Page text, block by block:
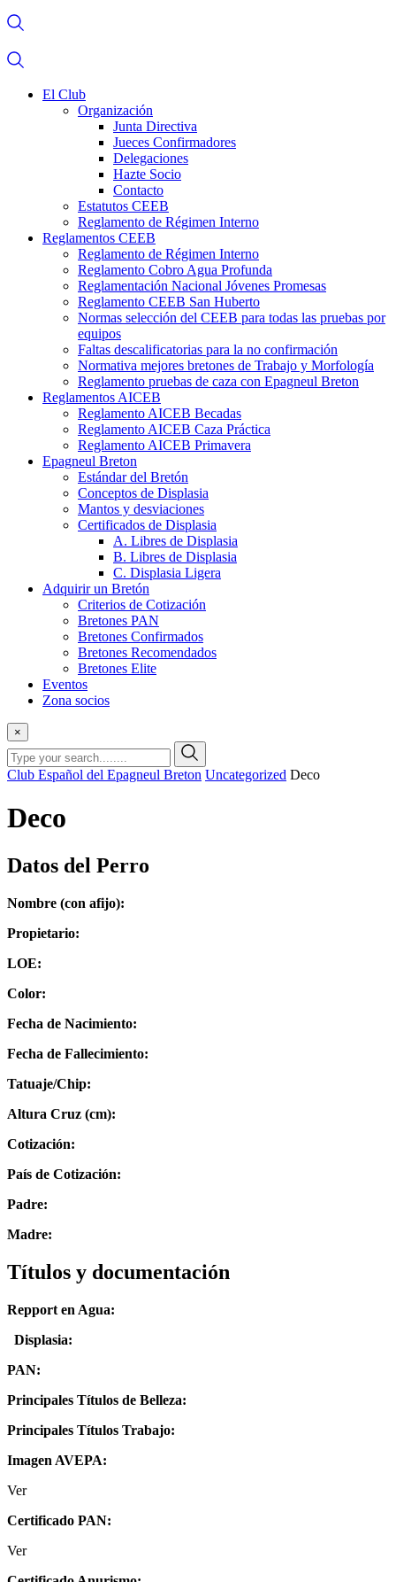
El Club
Organización
Junta Directiva
Jueces Confirmadores
Delegaciones
Hazte Socio
Contacto
Estatutos CEEB
Reglamento de Régimen Interno
Reglamentos CEEB
Reglamento de Régimen Interno
Reglamento Cobro Agua Profunda
Reglamentación Nacional Jóvenes Promesas
Reglamento CEEB San Huberto
Normas selección del CEEB para todas las pruebas por
equipos
Faltas descalificatorias para la no confirmación
Normativa mejores bretones de Trabajo y Morfología
Reglamento pruebas de caza con Epagneul Breton
Reglamentos AICEB
Reglamento AICEB Becadas
Reglamento AICEB Caza Práctica
Reglamento AICEB Primavera
Epagneul Breton
Estándar del Bretón
Conceptos de Displasia
Mantos y desviaciones
Certificados de Displasia
A. Libres de Displasia
B. Libres de Displasia
C. Displasia Ligera
Adquirir un Bretón
Criterios de Cotización
Bretones PAN
Bretones Confirmados
Bretones Recomendados
Bretones Elite
Eventos
Zona socios
×
Club Español del Epagneul Breton Uncategorized Deco
Deco
Datos del Perro
Nombre (con afijo):
Propietario:
LOE:
Color:
Fecha de Nacimiento:
Fecha de Fallecimiento:
Tatuaje/Chip:
Altura Cruz (cm):
Cotización:
País de Cotización:
Padre:
Madre:
Títulos y documentación
Repport en Agua:
Displasia:
PAN:
Principales Títulos de Belleza:
Principales Títulos Trabajo:
Imagen AVEPA:
Ver
Certificado PAN:
Ver